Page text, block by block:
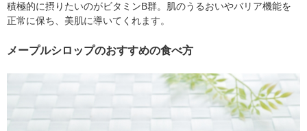
積極的に摂りたいのがビタミンB群。肌のうるおいやバリア機能を
正常に保ち、美肌に導いてくれます。
メープルシロップのおすすめの食べ方